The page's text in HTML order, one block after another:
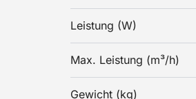
Leistung (W)
Max. Leistung (m³/h)
Gewicht (kg)